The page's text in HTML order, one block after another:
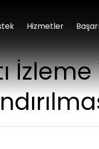
Hizmetler